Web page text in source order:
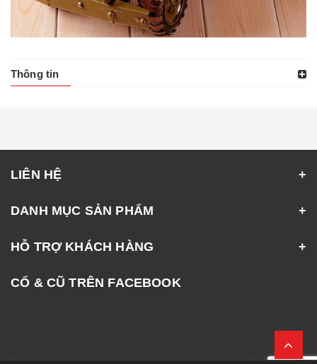
Thông tin
LIÊN HỆ
DANH MỤC SẢN PHẨM
HỖ TRỢ KHÁCH HÀNG
CỔ & CŨ TRÊN FACEBOOK